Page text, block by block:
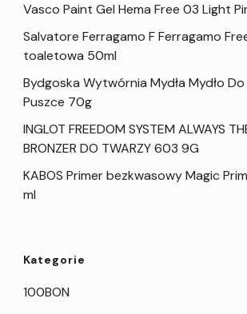
Vasco Paint Gel Hema Free 03 Light
Salvatore Ferragamo F Ferragamo
toaletowa 50ml
Bydgoska Wytwórnia Mydła Mydło
Puszce 70g
INGLOT FREEDOM SYSTEM ALWAYS
BRONZER DO TWARZY 603 9G
KABOS Primer bezkwasowy Magic
ml
Kategorie
100BON